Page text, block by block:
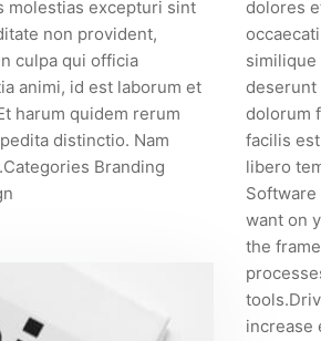
molestias excepturi sint
non provident,
culpa qui officia
animi, id est laborum et
harum quidem rerum
distinctio. Nam
Branding
dolores
similique
deserunt
dolorum
facilis
libero
want on
the
increase